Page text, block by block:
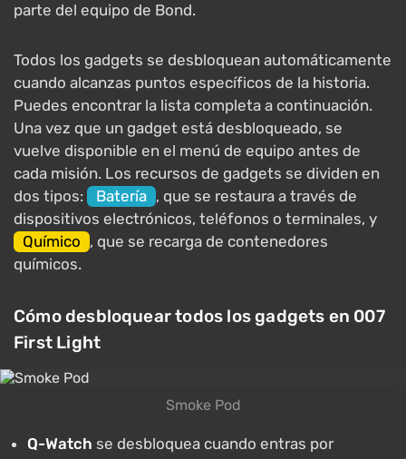
parte del equipo de Bond.
Todos los gadgets se desbloquean automáticamente
cuando alcanzas puntos específicos de la historia.
Puedes encontrar la lista completa a continuación.
Una vez que un gadget está desbloqueado, se
vuelve disponible en el menú de equipo antes de
cada misión. Los recursos de gadgets se dividen en
dos tipos:
Batería , que se restaura a través de
dispositivos electrónicos, teléfonos o terminales, y
Químico , que se recarga de contenedores
químicos.
Cómo desbloquear todos los gadgets en 007
First Light
Smoke Pod
Q-Watch se desbloquea cuando entras por